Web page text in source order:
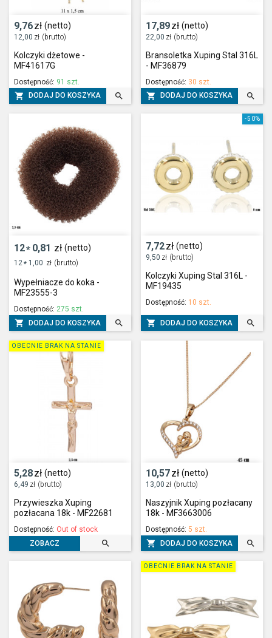
9,76zł (netto)
12,00 zł (brutto)
Kolczyki dżetowe -
MF41617G
Dostępność: 91 szt.
 DODAJ DO KOSZYKA 
17,89zł (netto)
22,00 zł (brutto)
Bransoletka Xuping Stal 316L
- MF36879
Dostępność: 30 szt.
 DODAJ DO KOSZYKA 
12* 0,81 zł (netto)
12 * 1,00 zł (brutto)
Wypełniacze do koka -
MF23555-3
Dostępność: 275 szt.
 DODAJ DO KOSZYKA 
7,72zł (netto)
9,50 zł (brutto)
Kolczyki Xuping Stal 316L -
MF19435
Dostępność: 10 szt.
 DODAJ DO KOSZYKA 
-50%
5,28zł (netto)
6,49 zł (brutto)
Przywieszka Xuping
pozłacana 18k - MF22681
Dostępność: Out of stock
ZOBACZ

OBECNIE BRAK NA STANIE
10,57zł (netto)
13,00 zł (brutto)
Naszyjnik Xuping pozłacany
18k - MF3663006
Dostępność: 5 szt.
 DODAJ DO KOSZYKA 
OBECNIE BRAK NA STANIE